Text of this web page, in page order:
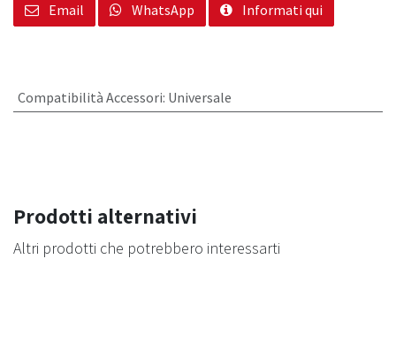
Email WhatsApp Informati qui
Compatibilità Accessori: Universale
Prodotti alternativi
Altri prodotti che potrebbero interessarti